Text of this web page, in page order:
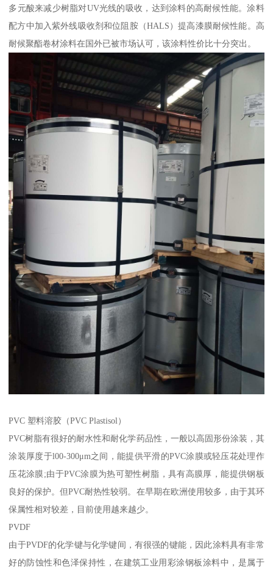
多元酸来减少树脂对UV光线的吸收，达到涂料的高耐候性能。涂料
配方中加入紫外线吸收剂和位阻胺（HALS）提高漆膜耐候性能。高
耐候聚酯卷材涂料在国外已被市场认可，该涂料性价比十分突出。
PVC 塑料溶胶（PVC Plastisol）
PVC树脂有很好的耐水性和耐化学药品性，一般以高固形份涂装，其
涂装厚度于l00-300μm之间，能提供平滑的PVC涂膜或轻压花处理作
压花涂膜;由于PVC涂膜为热可塑性树脂，具有高膜厚，能提供钢板
良好的保护。但PVC耐热性较弱。在早期在欧洲使用较多，由于其环
保属性相对较差，目前使用越来越少。
PVDF
由于PVDF的化学键与化学键间，有很强的键能，因此涂料具有非常
好的防蚀性和色泽保持性，在建筑工业用彩涂钢板涂料中，是属于